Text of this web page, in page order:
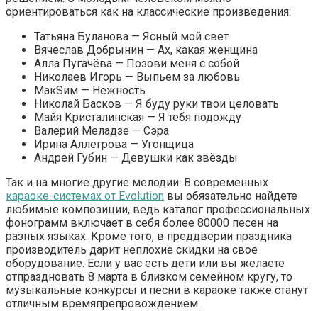
ориентироваться как на классические произведения:
Татьяна Буланова — Ясный мой свет
Вячеслав Добрынин — Ах, какая женщина
Алла Пугачёва — Позови меня с собой
Николаев Игорь — Выпьем за любовь
МакSим — Нежность
Николай Басков — Я буду руки твои целовать
Майя Кристалинская — Я тебя подожду
Валерий Меладзе — Сэра
Ирина Аллегрова — Угонщица
Андрей Губин — Девушки как звёзды
Так и на многие другие мелодии. В современных
караоке-системах от Evolution вы обязательно найдете
любимые композиции, ведь каталог профессиональных
фонограмм включает в себя более 80000 песен на
разных языках. Кроме того, в преддверии праздника
производитель дарит неплохие скидки на свое
оборудование. Если у вас есть дети или вы желаете
отпраздновать 8 марта в близком семейном кругу, то
музыкальные конкурсы и песни в караоке также станут
отличным времяпрепровождением.